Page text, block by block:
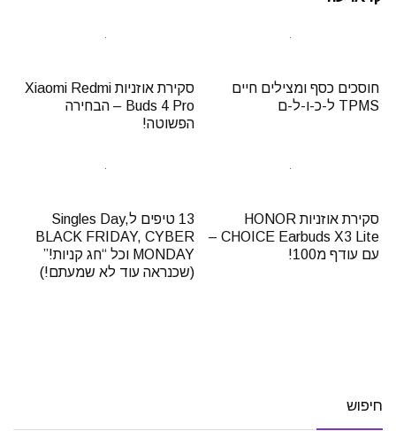
חוסכים כסף ומצילים חיים
TPMS ל-כ-ו-ל-ם
סקירת אוזניות Xiaomi Redmi
Buds 4 Pro – הבחירה
הפשוטה!
סקירת אוזניות HONOR
CHOICE Earbuds X3 Lite –
עם עודף מ100!
13 טיפים לSingles Day,
BLACK FRIDAY, CYBER
MONDAY וכל “חג קניות!”
(שכנראה עוד לא שמעתם!)
חיפוש